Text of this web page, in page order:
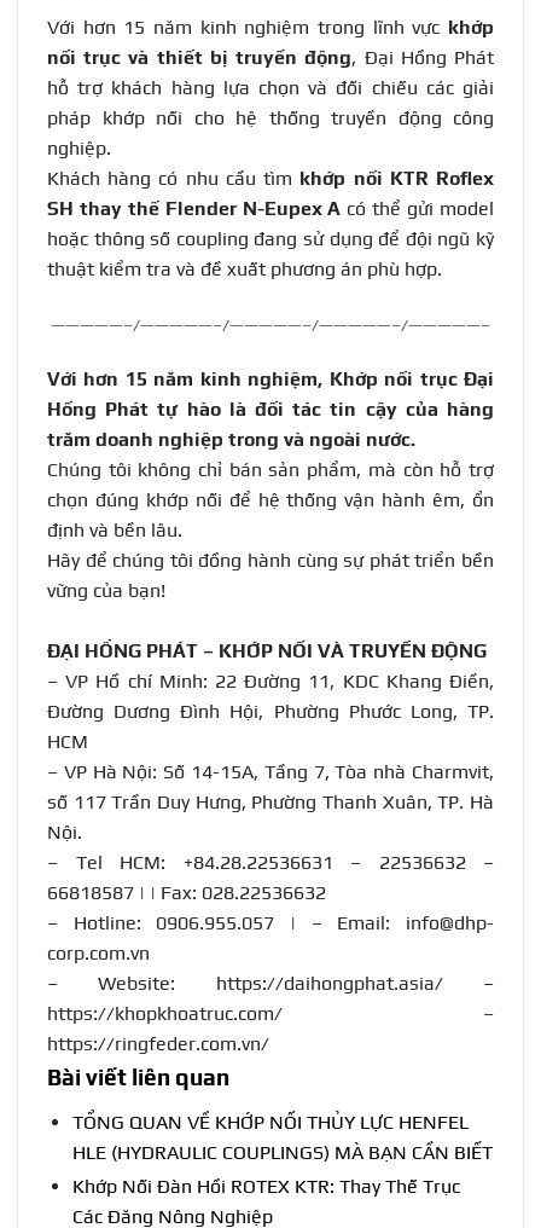
Với hơn 15 năm kinh nghiệm trong lĩnh vực khớp
nối trục và thiết bị truyền động, Đại Hồng Phát
hỗ trợ khách hàng lựa chọn và đối chiếu các giải
pháp khớp nối cho hệ thống truyền động công
nghiệp.
Khách hàng có nhu cầu tìm khớp nối KTR Roflex
SH thay thế Flender N-Eupex A có thể gửi model
hoặc thông số coupling đang sử dụng để đội ngũ kỹ
thuật kiểm tra và đề xuất phương án phù hợp.
—————–/—————–/—————–/—————–/—————–
Với hơn 15 năm kinh nghiệm, Khớp nối trục Đại
Hồng Phát tự hào là đối tác tin cậy của hàng
trăm doanh nghiệp trong và ngoài nước.
Chúng tôi không chỉ bán sản phẩm, mà còn hỗ trợ
chọn đúng khớp nối để hệ thống vận hành êm, ổn
định và bền lâu.
Hãy để chúng tôi đồng hành cùng sự phát triển bền
vững của bạn!
ĐẠI HỒNG PHÁT – KHỚP NỐI VÀ TRUYỀN ĐỘNG
– VP Hồ chí Minh: 22 Đường 11, KDC Khang Điền,
Đường Dương Đình Hội, Phường Phước Long, TP.
HCM
– VP Hà Nội: Số 14-15A, Tầng 7, Tòa nhà Charmvit,
số 117 Trần Duy Hưng, Phường Thanh Xuân, TP. Hà
Nội.
– Tel HCM: +84.28.22536631 – 22536632 –
66818587 | | Fax: 028.22536632
– Hotline: 0906.955.057 | – Email: info@dhp-
corp.com.vn
– Website: https://daihongphat.asia/–
https://khopkhoatruc.com/ –
https://ringfeder.com.vn/
Bài viết liên quan
TỔNG QUAN VỀ KHỚP NỐI THỦY LỰC HENFEL
HLE (HYDRAULIC COUPLINGS) MÀ BẠN CẦN BIẾT
Khớp Nối Đàn Hồi ROTEX KTR: Thay Thế Trục
Các Đăng Nông Nghiệp